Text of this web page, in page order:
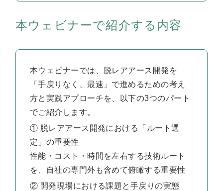
本ウェビナーで紹介する内容
本ウェビナーでは、脱レアアース開発を
「手戻りなく、最速」で進めるための考え
方と実践アプローチを、以下の3つのパート
でご紹介します。
① 脱レアアース開発における「ルート選
定」の重要性
性能・コスト・時間を左右する技術ルート
を、自社の専門外も含めて俯瞰する重要性
② 開発現場における課題と手戻りの実態